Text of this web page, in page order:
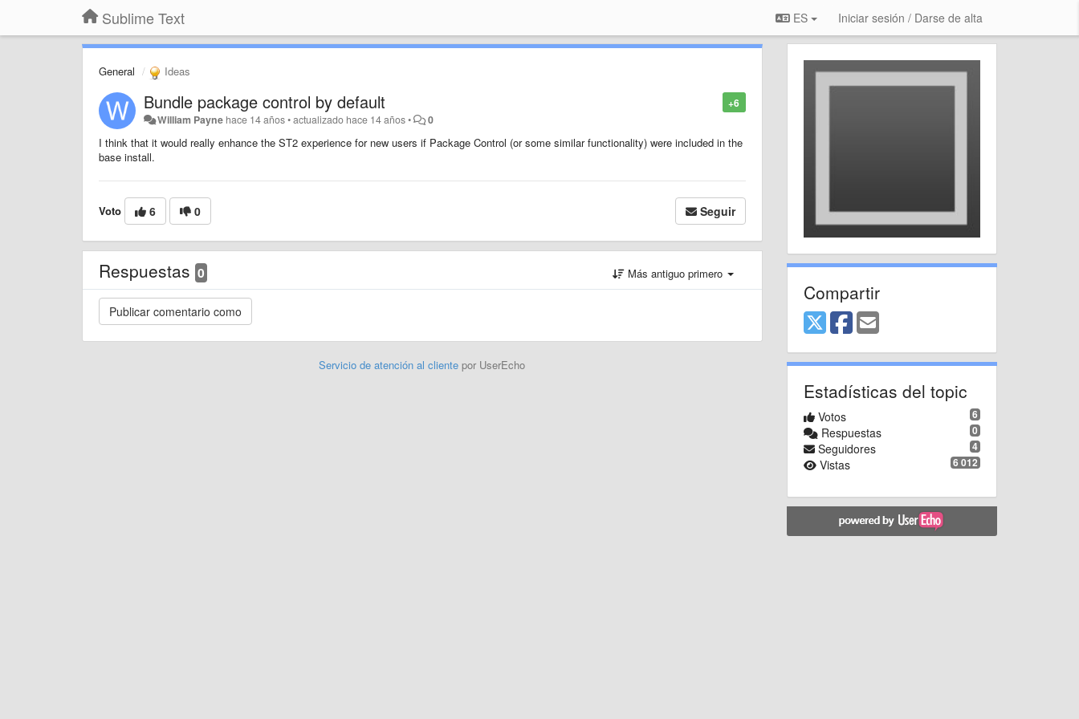
Sublime Text ES Iniciar sesión / Darse de alta
General Ideas
+6
Bundle package control by default
William Payne hace 14 años•actualizado hace 14 años• 0
I think that it would really enhance the ST2 experience for new users if Package Control (or some similar functionality) were included in the
base install.
Voto 6 0 Seguir
Respuestas 0 Más antiguo primero
Servicio de atención al clientepor UserEcho
Compartir
Estadísticas del topic
6
Votos
0
Respuestas
4
Seguidores
6 012
Vistas